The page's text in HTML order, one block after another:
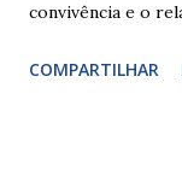
convivência e o
garantir o direito
COMPARTILHAR